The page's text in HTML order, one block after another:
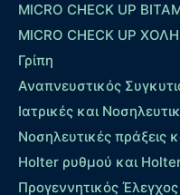
MICRO CHECK UP
MICRO CHECK UP
Γρίπη
Αναπνευστικός
Ιατρικές και
Νοσηλευτικές πράξεις
Holter ρυθμού και
Προγεννητικός